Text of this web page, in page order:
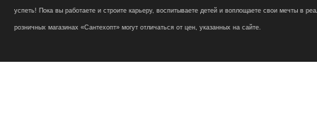
успеть! Пока вы работаете и строите карьеру, воспитываете детей и воплощаете свои мечты в
розничных магазинах «Сантехопт» могут отличаться от цен, указанных на сайте.